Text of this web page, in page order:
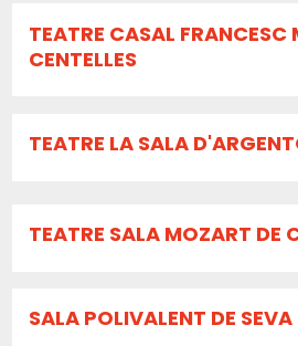
TEATRE CASAL FRANCESC
CENTELLES
TEATRE LA SALA
TEATRE SALA MOZART DE
SALA POLIVALENT DE SEVA